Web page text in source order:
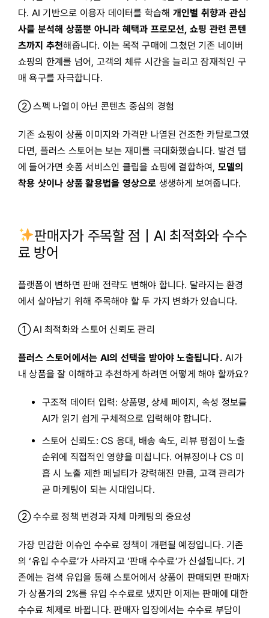
다. AI 기반으로 이용자 데이터를 학습해 개인별 취향과 관심
사를 분석해 상품뿐 아니라 혜택과 프로모션, 쇼핑 관련 콘텐
츠까지 추천해줍니다. 이는 목적 구매에 그쳤던 기존 네이버
쇼핑의 한계를 넘어, 고객의 체류 시간을 늘리고 잠재적인 구
매 욕구를 자극합니다.
② 스펙 나열이 아닌 콘텐츠 중심의 경험
기존 쇼핑이 상품 이미지와 가격만 나열된 건조한 카탈로그였
다면, 플러스 스토어는 보는 재미를 극대화했습니다. 발견 탭
에 들어가면 숏폼 서비스인 클립을 쇼핑에 결합하여, 모델의
착용 샷이나 상품 활용법을 영상으로 생생하게 보여줍니다.
판매자가 주목할 점｜AI 최적화와 수수
료 방어
플랫폼이 변하면 판매 전략도 변해야 합니다. 달라지는 환경
에서 살아남기 위해 주목해야 할 두 가지 변화가 있습니다.
① AI 최적화와 스토어 신뢰도 관리
플러스 스토어에서는 AI의 선택을 받아야 노출됩니다. AI가
내 상품을 잘 이해하고 추천하게 하려면 어떻게 해야 할까요?
구조적 데이터 입력: 상품명, 상세 페이지, 속성 정보를
AI가 읽기 쉽게 구체적으로 입력해야 합니다.
스토어 신뢰도: CS 응대, 배송 속도, 리뷰 평점이 노출
순위에 직접적인 영향을 미칩니다. 어뷰징이나 CS 미
흡 시 노출 제한 페널티가 강력해진 만큼, 고객 관리가
곧 마케팅이 되는 시대입니다.
② 수수료 정책 변경과 자체 마케팅의 중요성
가장 민감한 이슈인 수수료 정책이 개편될 예정입니다. 기존
의 ‘유입 수수료’가 사라지고 ‘판매 수수료’가 신설됩니다. 기
존에는 검색 유입을 통해 스토어에서 상품이 판매되면 판매자
가 상품가의 2%를 유입 수수료로 냈지만 이제는 판매에 대한
수수료 체제로 바뀝니다. 판매자 입장에서는 수수료 부담이